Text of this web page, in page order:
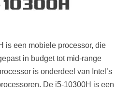
is een mobiele processor, die
in budget tot mid-range
is onderdeel van Intel’s
De i5-10300H is een